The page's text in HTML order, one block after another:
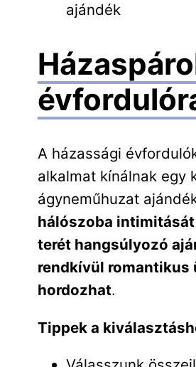
ajándék
A házassági
alkalmat kínálnak egy
ágyneműhuzat
hálószoba
terét hangsúlyozó
rendkívül romantikus
hordozhat.
Tippek a